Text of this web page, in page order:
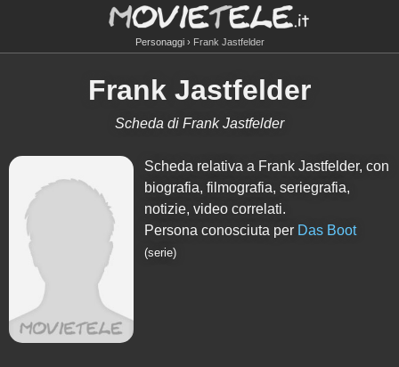
Personaggi Frank Jastfelder
Frank Jastfelder
Scheda di Frank Jastfelder
Scheda relativa a Frank Jastfelder, con
biografia, filmografia, seriegrafia,
notizie, video correlati.
Persona conosciuta per Das Boot
(serie)